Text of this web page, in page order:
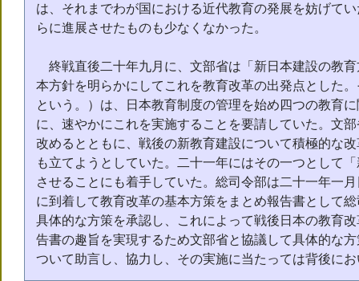
は、それまでわが国における近代教育の発展を妨げて
らに進展させたものも少なくなかった。
終戦直後二十年九月に、文部省は「新日本建設の教
本方針を明らかにしてこれを教育改革の出発点とした
という。）は、日本教育制度の管理を始め四つの教育
に、速やかにこれを実施することを要請していた。文
改めるとともに、戦後の新教育建設について積極的な
も立てようとしていた。二十一年にはその一つとして
させることにも着手していた。総司令部は二十一年一
に到着して教育改革の基本方策をまとめ報告書として
具体的な方策を承認し、これによって戦後日本の教育
告書の趣旨を実現するため文部省と協議して具体的な
ついて助言し、協力し、その実施に当たっては背後に